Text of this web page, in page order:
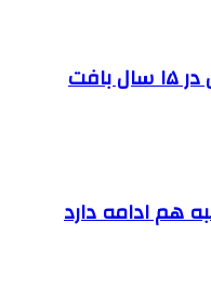
رضایی کوچی: یک ساختمان در ۱۵ سال بافت
هم ادامه دارد